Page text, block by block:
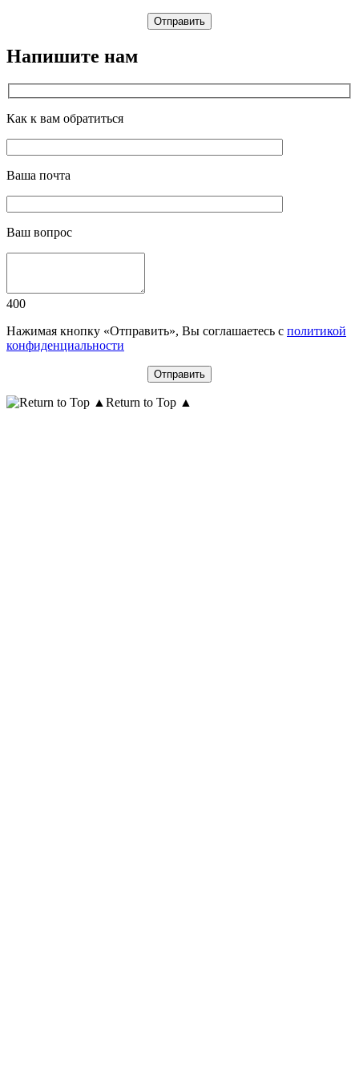
Напишите нам
Как к вам обратиться
Ваша почта
Ваш вопрос
400
Нажимая кнопку «Отправить», Вы соглашаетесь с политикой
конфиденциальности
Return to Top ▲